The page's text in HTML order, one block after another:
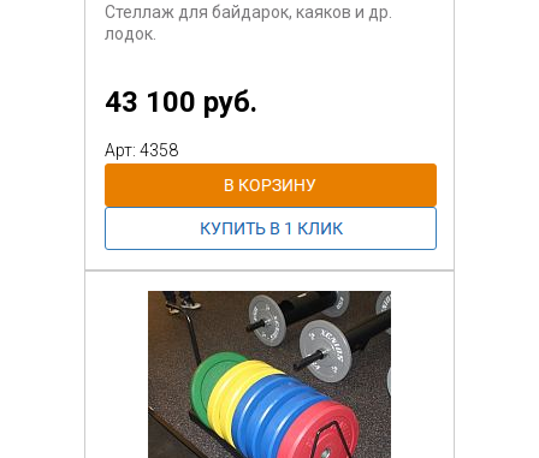
Стеллаж для байдарок, каяков и др.
лодок.
Контактные поверхности закрыты
пластиком.
Сборно-разборная конструкция.
Пользовательские
соединения - болтовые.
Стоимость указан за один стеллаж из
стали
на 3 лодки.
43 100 руб.
Арт: 4358